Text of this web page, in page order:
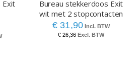
Exit
Bureau stekkerdoos Exit
wit met 2 stopcontacten
€ 31,90
€ 26,36